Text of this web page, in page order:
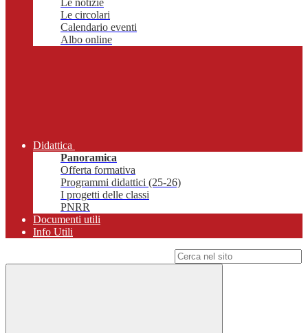
Le notizie
Le circolari
Calendario eventi
Albo online
Didattica
Panoramica
Offerta formativa
Programmi didattici (25-26)
I progetti delle classi
PNRR
Documenti utili
Info Utili